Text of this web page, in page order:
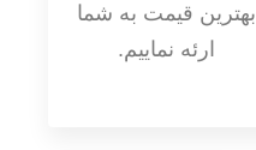
بهترین قیمت به شما
ارئه نماییم.